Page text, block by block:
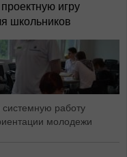
игру
школьников
работу
молодежи